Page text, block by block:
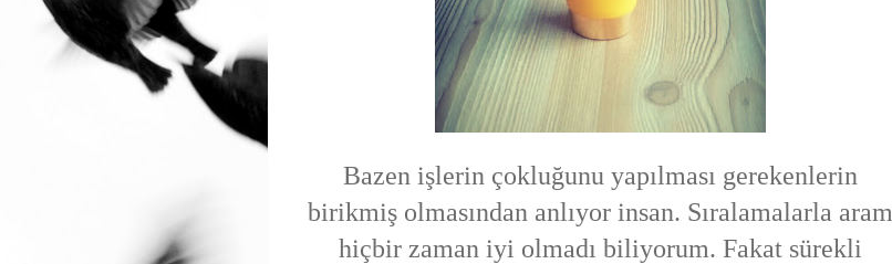
Bazen işlerin çokluğunu yapılması gerekenlerin
birikmiş olmasından anlıyor insan. Sıralamalarla aram
hiçbir zaman iyi olmadı biliyorum. Fakat sürekli